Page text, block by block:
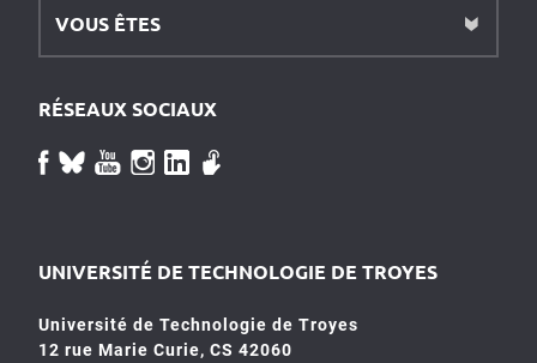
VOUS ÊTES
RÉSEAUX SOCIAUX
UNIVERSITÉ DE TECHNOLOGIE DE TROYES
Université de Technologie de Troyes
12 rue Marie Curie, CS 42060